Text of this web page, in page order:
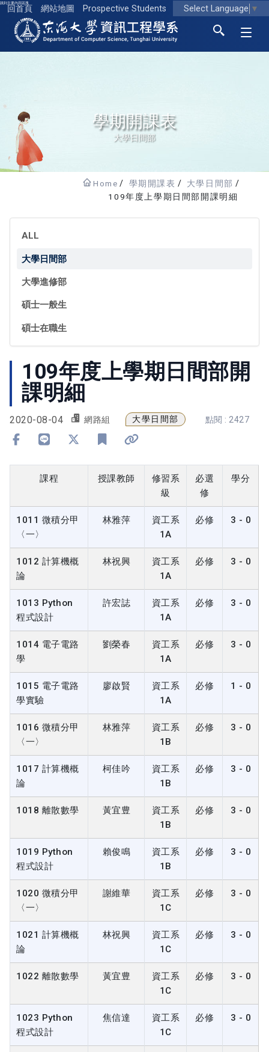
跳到主要內容區塊
回首頁 網站地圖 Prospective Students Select Language ▼
東海大學logo
學期開課表
大學日間部
Home 學期開課表
大學日間部
109年度上學期日間部開課明細
ALL
大學日間部
大學進修部
碩士一般生
碩士在職生
109年度上學期日間部開
課明細
2020-08-04 網路組 大學日間部 點閱 : 2427
課程 授課教師
修習系
級
必選
修
學分
1011 微積分甲
〈一〉
林雅萍
資工系
1A
必修 3 - 0
1012 計算機概
論
林祝興
資工系
1A
必修 3 - 0
1013 Python
程式設計
許宏誌
資工系
1A
必修 3 - 0
1014 電子電路
學
劉榮春
資工系
1A
必修 3 - 0
1015 電子電路
學實驗
廖啟賢
資工系
1A
必修 1 - 0
1016 微積分甲
〈一〉
林雅萍
資工系
1B
必修 3 - 0
1017 計算機概
論
柯佳吟
資工系
1B
必修 3 - 0
1018 離散數學 黃宜豊
資工系
1B
必修 3 - 0
1019 Python
程式設計
賴俊鳴
資工系
1B
必修 3 - 0
1020 微積分甲
〈一〉
謝維華
資工系
1C
必修 3 - 0
1021 計算機概
論
林祝興
資工系
1C
必修 3 - 0
1022 離散數學 黃宜豊
資工系
1C
必修 3 - 0
1023 Python
程式設計
焦信達
資工系
1C
必修 3 - 0